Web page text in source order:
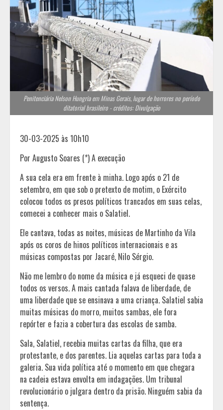
Penitenciária Nelson Hungria em Minas Gerais, lugar de horrores no período
ditatorial brasileiro - créditos: Divulgação
30-03-2025 às 10h10
Por Augusto Soares (*) A execução
A sua cela era em frente à minha. Logo após o 21 de
setembro, em que sob o pretexto de motim, o Exército
colocou todos os presos políticos trancados em suas celas,
comecei a conhecer mais o Salatiel.
Ele cantava, todas as noites, músicas de Martinho da Vila
após os coros de hinos políticos internacionais e as
músicas compostas por Jacaré, Nilo Sérgio.
Não me lembro do nome da música e já esqueci de quase
todos os versos. A mais cantada falava de liberdade, de
uma liberdade que se ensinava a uma criança. Salatiel sabia
muitas músicas do morro, muitos sambas, ele fora
repórter e fazia a cobertura das escolas de samba.
Sala, Salatiel, recebia muitas cartas da filha, que era
protestante, e dos parentes. Lia aquelas cartas para toda a
galeria. Sua vida política até o momento em que chegara
na cadeia estava envolta em indagações. Um tribunal
revolucionário o julgara dentro da prisão. Ninguém sabia da
sentença.